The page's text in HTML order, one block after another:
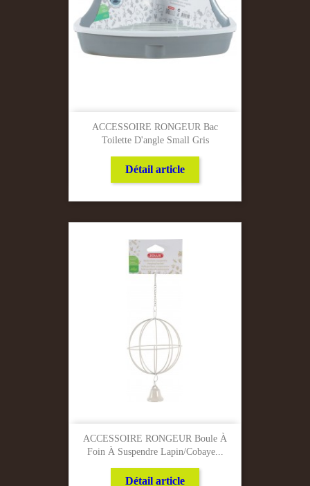
ACCESSOIRE RONGEUR Bac
Toilette D'angle Small Gris
Détail article
ACCESSOIRE RONGEUR Boule À
Foin À Suspendre Lapin/Cobaye...
Détail article